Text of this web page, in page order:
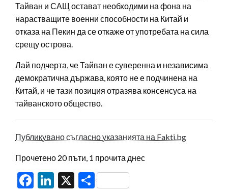
Тайван и САЩ остават необходими на фона на
нарастващите военни способности на Китай и
отказа на Пекин да се откаже от употребата на сила
срещу острова.
Лай подчерта, че Тайван е суверенна и независима
демократична държава, която не е подчинена на
Китай, и че тази позиция отразява консенсуса на
тайванското общество.
Публикувано съгласно указанията на Fakti.bg
Прочетено 20 пъти, 1 прочита днес
Facebook
LinkedIn
X Share